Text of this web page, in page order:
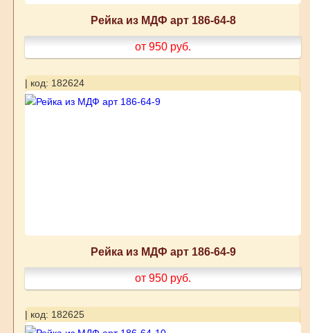
Рейка из МДФ арт 186-64-8
от 950 руб.
| код: 182624
Рейка из МДФ арт 186-64-9
от 950 руб.
| код: 182625